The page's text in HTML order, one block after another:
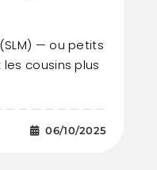
— ou petits
cousins plus
06/10/2025